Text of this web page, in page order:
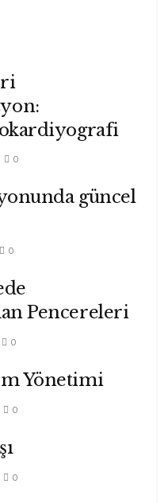
0
güncel
0
Pencereleri
0
Yönetimi
0
0